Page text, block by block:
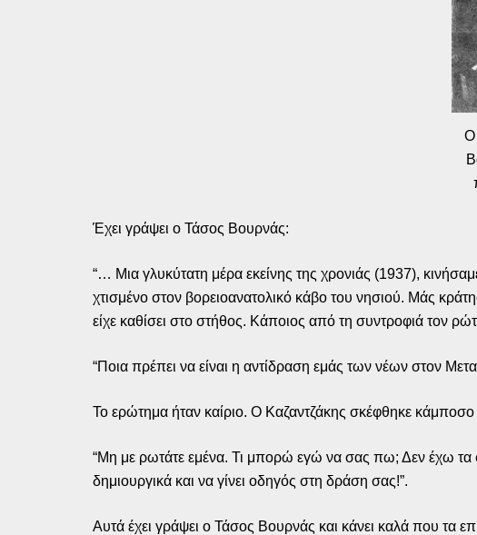
Ο
Έχει γράψει ο Τάσος Βουρνάς:
“… Μια γλυκύτατη μέρα εκείνης της χρονιάς (1937),
χτισμένο στον βορειοανατολικό κάβο του νησιού. Μάς
είχε καθίσει στο στήθος. Κάποιος από τη συντροφιά τον
“Ποια πρέπει να είναι η αντίδραση εμάς των νέων στον
Το ερώτημα ήταν καίριο. Ο Καζαντζάκης σκέφθηκε κάμποσο
“Μη με ρωτάτε εμένα. Τι μπορώ εγώ να σας πω; Δεν έχω τα
δημιουργικά και να γίνει οδηγός στη δράση σας!”.
Αυτά έχει γράψει ο Τάσος Βουρνάς και κάνει καλά που τα